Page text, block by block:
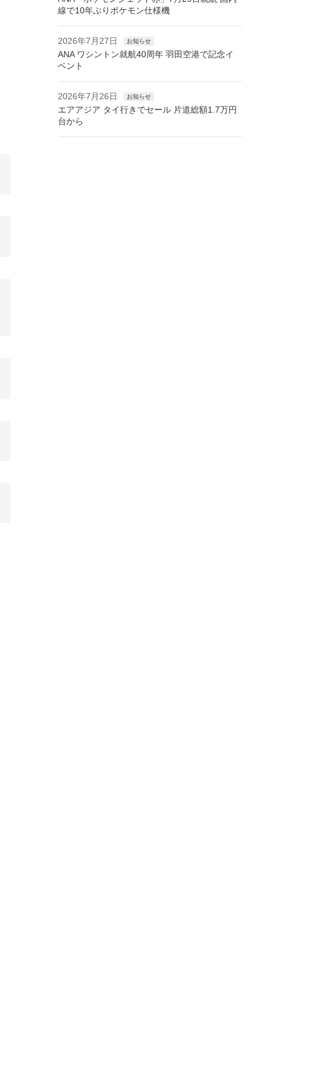
線で10年ぶりポケモン仕様機
2026年7月27日 お知らせ
ANA ワシントン就航40周年 羽田空港で記念イ
ベント
2026年7月26日 お知らせ
エアアジア タイ行きでセール 片道総額1.7万円
台から